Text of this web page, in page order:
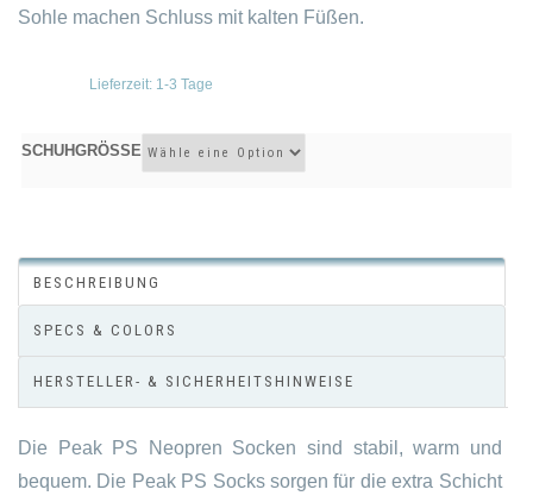
Sohle machen Schluss mit kalten Füßen.
Lieferzeit: 1-3 Tage
SCHUHGRÖSSE
BESCHREIBUNG
SPECS & COLORS
HERSTELLER- & SICHERHEITSHINWEISE
Die Peak PS Neopren Socken sind stabil, warm und
bequem. Die Peak PS Socks sorgen für die extra Schicht